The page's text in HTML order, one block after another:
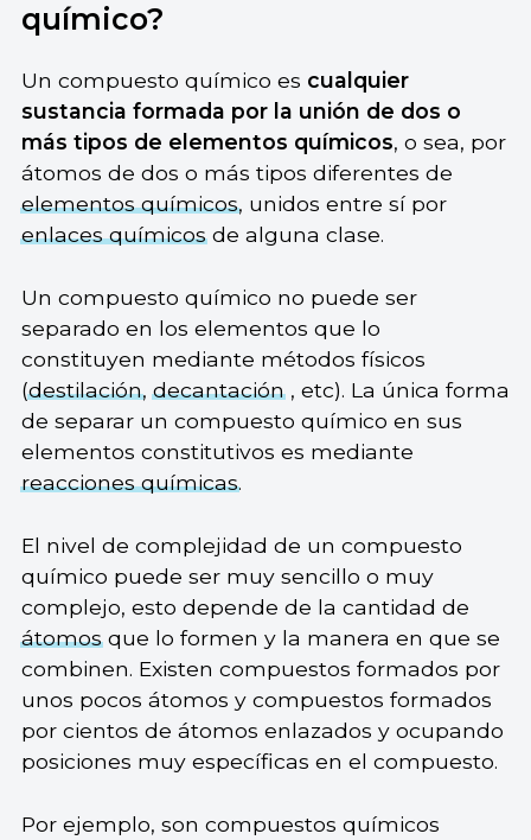
químico?
Un compuesto químico es cualquier
sustancia formada por la unión de dos o
más tipos de elementos químicos, o sea, por
átomos de dos o más tipos diferentes de
elementos químicos, unidos entre sí por
enlaces químicosde alguna clase.
Un compuesto químico no puede ser
separado en los elementos que lo
constituyen mediante métodos físicos
(destilación,decantación, etc). La única forma
de separar un compuesto químico en sus
elementos constitutivos es mediante
reacciones químicas.
El nivel de complejidad de un compuesto
químico puede ser muy sencillo o muy
complejo, esto depende de la cantidad de
átomosque lo formen y la manera en que se
combinen. Existen compuestos formados por
unos pocos átomos y compuestos formados
por cientos de átomos enlazados y ocupando
posiciones muy específicas en el compuesto.
Por ejemplo, son compuestos químicos